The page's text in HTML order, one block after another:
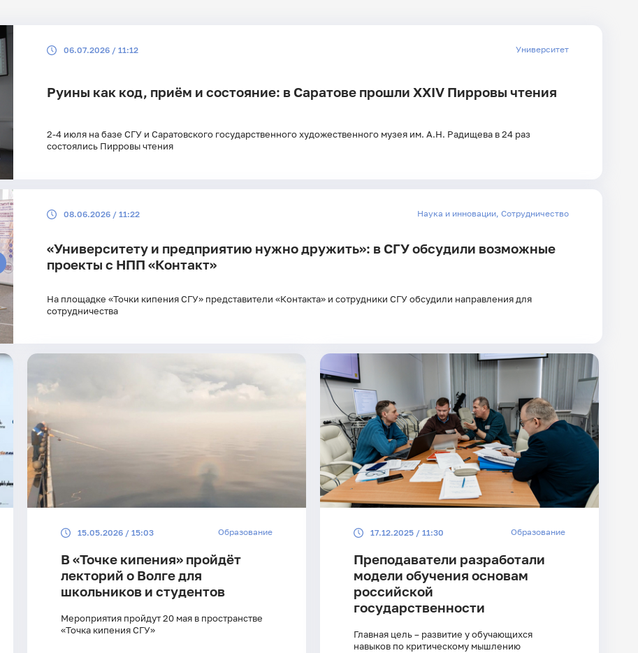
новости
06.07.2026 / 11:12 Университет
Руины как код, приём и состояние: в Саратове прошли XXIV Пирровы чтения
2-4 июля на базе СГУ и Саратовского государственного художественного музея им. А.Н. Радищева в 24 раз
состоялись Пирровы чтения
08.06.2026 / 11:22 Наука и инновации,Сотрудничество
«Университету и предприятию нужно дружить»: в СГУ обсудили возможные
проекты с НПП «Контакт»
На площадке «Точки кипения СГУ» представители «Контакта» и сотрудники СГУ обсудили направления для
сотрудничества
15.05.2026 / 15:03 Образование
В «Точке кипения» пройдёт
лекторий о Волге для
школьников и студентов
Мероприятия пройдут 20 мая в пространстве
«Точка кипения СГУ»
17.12.2025 / 11:30 Образование
Преподаватели разработали
модели обучения основам
российской
государственности
Главная цель – развитие у обучающихся
навыков по критическому мышлению